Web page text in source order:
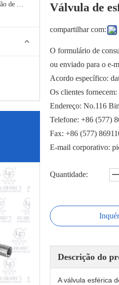
Válvula borboleta de ventilação de alta temperatura
Válvula de
compartilhar com:
O formulário de
ou enviado para o e-
Acordo específico:
Os clientes
Endereço: No.116
Telefone: +86 (577)
Fax: +86 (577)
E-mail corporativo:
Quantidade:
Descrição do
A válvula esférica